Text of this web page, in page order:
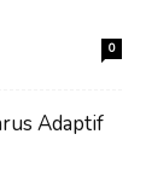
0
Adaptif